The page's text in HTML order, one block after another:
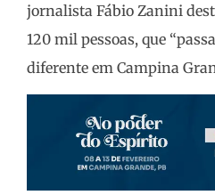
jornalista Fábio Zanini
120 mil pessoas, que
diferente em Campina